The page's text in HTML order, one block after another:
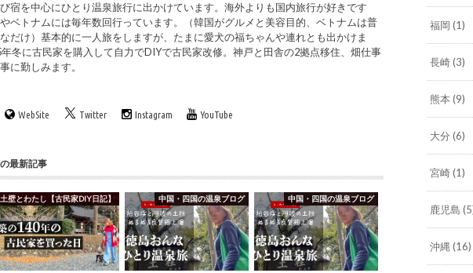
宿を中心にひとり温泉旅行に出かけています。海外よりも国内旅行が好きです
ベトナムには毎年数回行っています。（韓国がグルメと美容目的、ベトナムは普
だけ）基本的に一人旅をしますが、たまに愛犬の福ちゃんや連れとも出かけま
冬に古民家を購入して自力でDIYで古民家改修。神戸と田舎の2拠点移住、畑仕事
に勤しみます。
WebSite Twitter Instagram YouTube
最新記事
土壁とわたし【古民家DIY日記】 中国・四国の温泉ブログ 中国・四国の温泉ブログ
福岡 (1)
長崎(3)
熊本 (9)
大分 (6)
宮崎(1)
鹿児島
沖縄 (16)